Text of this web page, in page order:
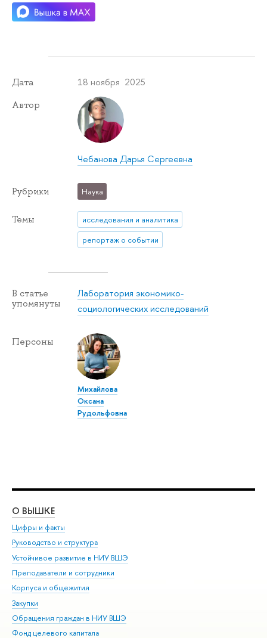
Дата 18 ноября 2025
Автор
Чебанова Дарья Сергеевна
Рубрики Наука
Темы
исследования и аналитика
репортаж о событии
В статье
упомянуты
Лаборатория экономико-
социологических исследований
Персоны
Михайлова
Оксана
Рудольфовна
О ВЫШКЕ
Цифры и факты
Руководство и структура
Устойчивое развитие в НИУ ВШЭ
Преподаватели и сотрудники
Корпуса и общежития
Закупки
Обращения граждан в НИУ ВШЭ
Фонд целевого капитала